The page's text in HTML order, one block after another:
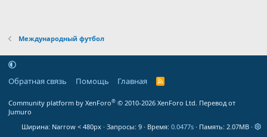
Международный футбол
Обратная связь Помощь Главная
R
Community platform by XenForo® © 2010-2026 XenForo Ltd. Перевод от
Jumuro
Ширина
Запросы 9 Время 0.0477s Память 2.07MB